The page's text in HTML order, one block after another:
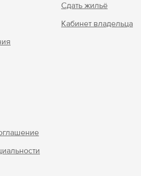
Сдать жильё
Кабинет владельца